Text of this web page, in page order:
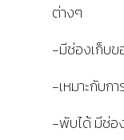
ต่างๆ
-มีช่องเก็บข
-เหมาะกับก
-พับได้ มีช่อ